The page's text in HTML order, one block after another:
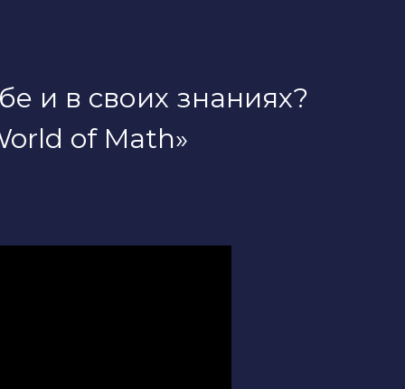
и в своих знаниях?
of Math»